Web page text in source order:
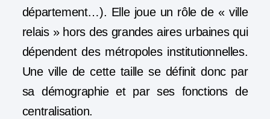
département…). Elle joue un rôle de « ville
relais » hors des grandes aires urbaines qui
dépendent des métropoles institutionnelles.
Une ville de cette taille se définit donc par
sa démographie et par ses fonctions de
centralisation.